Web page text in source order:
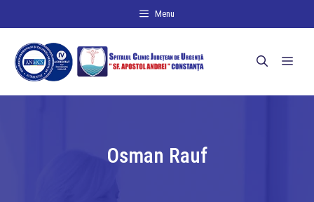
Menu
Osman Rauf